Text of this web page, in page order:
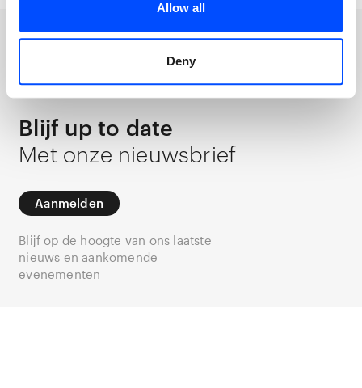
Allow all
Deny
Nieuwsbrief
Blijf up to date
Met onze nieuwsbrief
Aanmelden
Blijf op de hoogte van ons laatste
nieuws en aankomende
evenementen